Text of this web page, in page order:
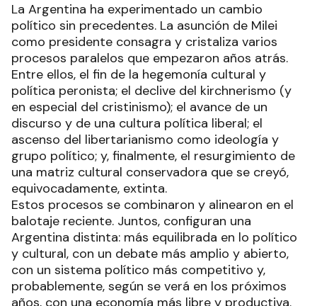
La Argentina ha experimentado un cambio
político sin precedentes. La asunción de Milei
como presidente consagra y cristaliza varios
procesos paralelos que empezaron años atrás.
Entre ellos, el fin de la hegemonía cultural y
política peronista; el declive del kirchnerismo (y
en especial del cristinismo); el avance de un
discurso y de una cultura política liberal; el
ascenso del libertarianismo como ideología y
grupo político; y, finalmente, el resurgimiento de
una matriz cultural conservadora que se creyó,
equivocadamente, extinta.
Estos procesos se combinaron y alinearon en el
balotaje reciente. Juntos, configuran una
Argentina distinta: más equilibrada en lo político
y cultural, con un debate más amplio y abierto,
con un sistema político más competitivo y,
probablemente, según se verá en los próximos
años, con una economía más libre y productiva.